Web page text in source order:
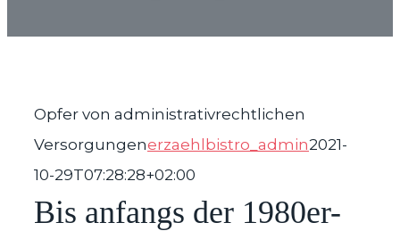
Opfer von administrativrechtlichen
Versorgungenerzaehlbistro_admin2021-
10-29T07:28:28+02:00
Bis anfangs der 1980er-